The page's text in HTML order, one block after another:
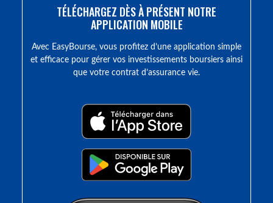
TÉLÉCHARGEZ DÈS À PRÉSENT NOTRE
APPLICATION MOBILE
Avec EasyBourse, vous profitez d’une application simple
et efficace pour gérer vos investissements boursiers ainsi
que votre contrat d’assurance vie.